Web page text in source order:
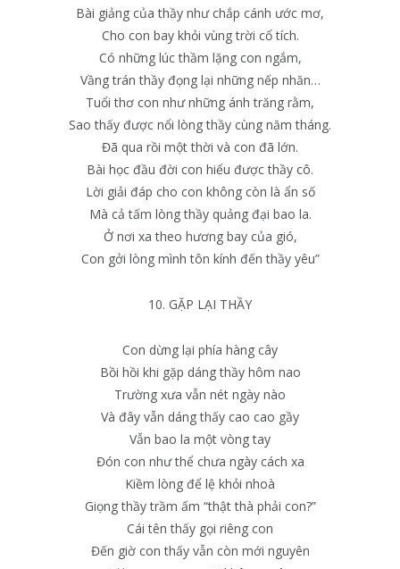
Bài giảng của thầy như chắp cánh ước mơ,
Cho con bay khỏi vùng trời cổ tích.
Có những lúc thầm lặng con ngắm,
Vầng trán thầy đọng lại những nếp nhăn…
Tuổi thơ con như những ánh trăng rằm,
Sao thấy được nổi lòng thầy cùng năm tháng.
Đã qua rồi một thời và con đã lớn.
Bài học đầu đời con hiểu được thầy cô.
Lời giải đáp cho con không còn là ẩn số
Mà cả tấm lòng thầy quảng đại bao la.
Ở nơi xa theo hương bay của gió,
Con gởi lòng mình tôn kính đến thầy yêu”
10. GẶP LẠI THẦY
Con dừng lại phía hàng cây
Bồi hồi khi gặp dáng thầy hôm nao
Trường xưa vẫn nét ngày nào
Và đây vẫn dáng thấy cao cao gầy
Vẫn bao la một vòng tay
Đón con như thể chưa ngày cách xa
Kiềm lòng để lệ khỏi nhoà
Giọng thầy trầm ấm “thật thà phải con?”
Cái tên thấy gọi riêng con
Đến giờ con thấy vẫn còn mới nguyên